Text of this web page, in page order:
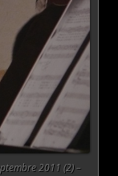
2011 (2) –